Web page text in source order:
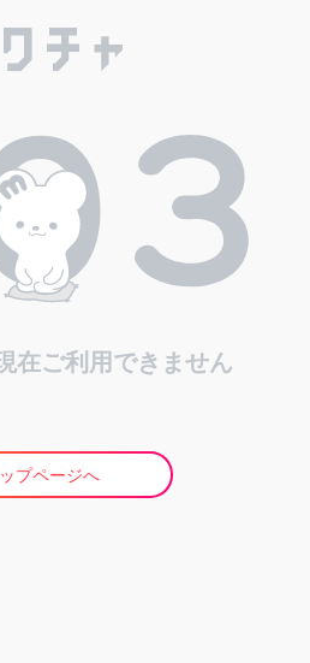
在ご利用できません